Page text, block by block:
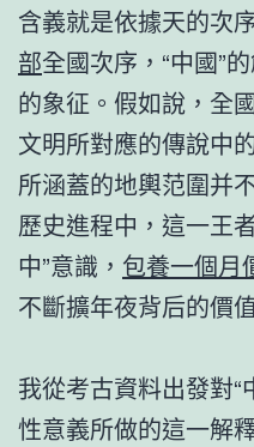
含義就是依據天的次
部全國次序，“中國”
的象征。假如說，全
文明所對應的傳說中
所涵蓋的地輿范圍并
歷史進程中，這一王
中”意識， 包養一個月
不斷擴年夜背后的價
我從考古資料出發對“
性意義所做的這一解